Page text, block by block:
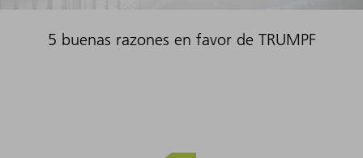
5 buenas razones en favor de TRUMPF